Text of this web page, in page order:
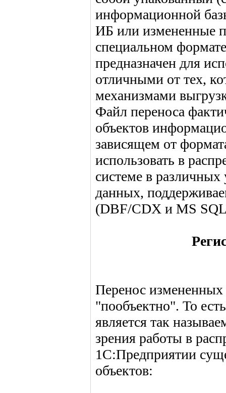
информационной
ИБ или измененные
специальном
предназначен для
отличными от тех,
механизмами
Файл переноса
объектов
зависящем от
использовать в
системе в
данных,
(DBF/CDX и MS
Перенос
"пообъектно". То
является так
зрения работы в
1С:Предприятии
объектов: